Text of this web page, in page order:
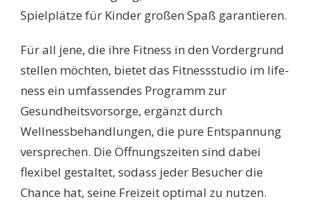
Spielplätze für Kinder großen Spaß garantieren.
Für all jene, die ihre Fitness in den Vordergrund
stellen möchten, bietet das Fitnessstudio im life-
ness ein umfassendes Programm zur
Gesundheitsvorsorge, ergänzt durch
Wellnessbehandlungen, die pure Entspannung
versprechen. Die Öffnungszeiten sind dabei
flexibel gestaltet, sodass jeder Besucher die
Chance hat, seine Freizeit optimal zu nutzen.